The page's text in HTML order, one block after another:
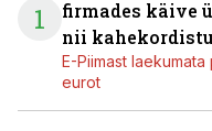
1
firmades käive
nii
E-Piimast
eurot